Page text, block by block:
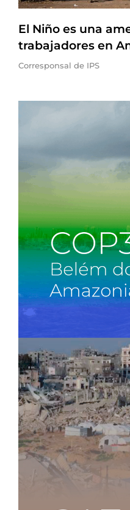
El Niño es una
trabajadores en
Corresponsal de IPS